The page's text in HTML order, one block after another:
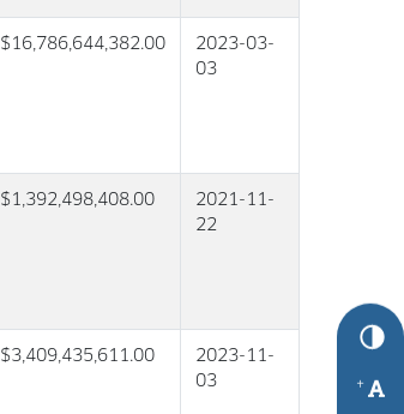
+
$16,786,644,382.00
2023-03-
03
$1,392,498,408.00
2021-11-
22
$3,409,435,611.00
2023-11-
03